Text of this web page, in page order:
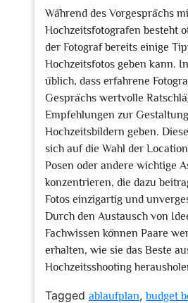
Während des Vorgesprächs
Hochzeitsfotografen besteht
der Fotograf bereits einige
Hochzeitsfotos geben kann.
üblich, dass erfahrene
Gesprächs wertvolle
Empfehlungen zur
Hochzeitsbildern geben.
sich auf die Wahl der
Posen oder andere wichtige
konzentrieren, die dazu
Fotos einzigartig und
Durch den Austausch von
Fachwissen können Paare
erhalten, wie sie das Beste
Hochzeitsshooting
Tagged ablaufplan,budget